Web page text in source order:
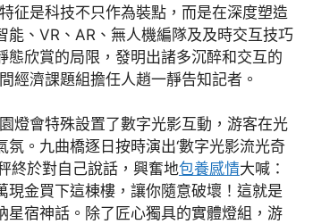
征是科技不只作為裝點，而是在深度塑造
能、VR、AR、無人機編隊及及時交互技巧
態欣賞的局限，發明出諸多沉醉和交互的
經濟課題組擔任人趙一靜告知記者。
燈會特殊設置了數字光影互動，游客在光
氛。九曲橋逐日按時演出‘數字光影流光奇
終於對自己說話，興奮地包養感情大喊：
現金買下這棟樓，讓你隨意破壞！這就是
星宿神話。除了匠心獨具的實體燈組，游